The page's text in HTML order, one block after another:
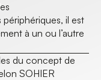
il est
à un ou l’autre
du concept de
SOHIER